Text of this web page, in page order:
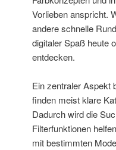
Vorlieben anspricht.
andere schnelle
digitaler Spaß heute
entdecken.
Ein zentraler Aspekt
finden meist klare
Dadurch wird die
Filterfunktionen
mit bestimmten